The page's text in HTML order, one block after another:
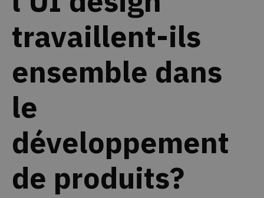
travaillent-ils
ensemble dans
le
développement
de produits?